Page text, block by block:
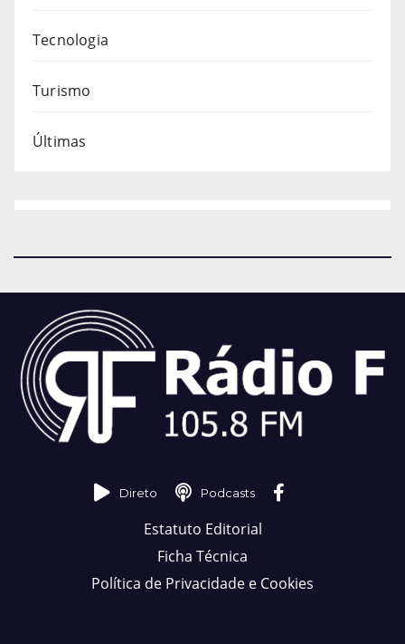
Tecnologia
Turismo
Últimas
Direto Podcasts
Estatuto Editorial
Ficha Técnica
Política de Privacidade e Cookies